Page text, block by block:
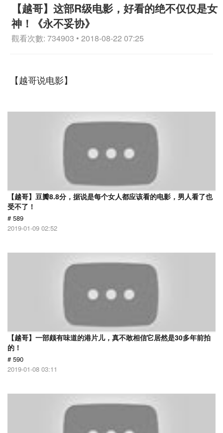
【越哥】这部R级电影，好看的绝不仅仅是女
神！《永不妥协》
觀看次數: 734903 • 2018-08-22 07:25
【越哥说电影】
【越哥】豆瓣8.8分，据说是每个女人都应该看的电影，男人看了也
受不了！
# 589
2019-01-09 02:52
【越哥】一部颇有味道的港片儿，真不敢相信它居然是30多年前拍
的！
# 590
2019-01-08 03:11